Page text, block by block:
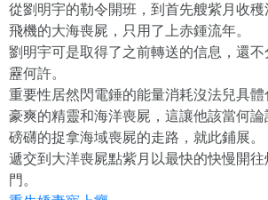
從劉明宇的勒令開班，到首先艘紫月收
飛機的大海喪屍，只用了上赤鍾流年。
劉明宇可是取得了之前轉送的信息，還
靂何許。
重要性居然閃電錘的能量消耗沒法兒具
豪爽的精靈和海洋喪屍，這讓他該當何論
磅礴的捉拿海域喪屍的走路，就此鋪展。
遞交到大洋喪屍點紫月以最快的快慢開
門。